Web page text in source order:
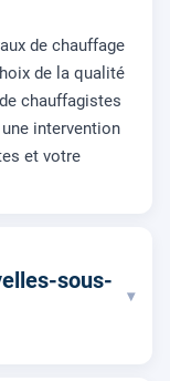
de chauffage
de la qualité
chauffagistes
intervention
et votre
sous-
▾